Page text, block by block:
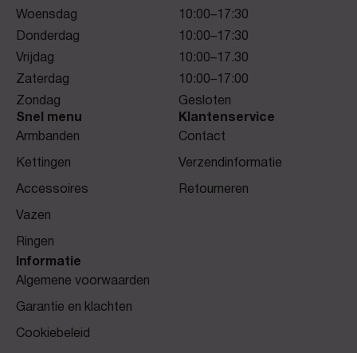
Woensdag
10:00–17:30
Donderdag
10:00–17:30
Vrijdag
10:00–17.30
Zaterdag
10:00–17:00
Zondag
Gesloten
Snel menu
Armbanden
Kettingen
Accessoires
Vazen
Ringen
Klantenservice
Contact
Verzendinformatie
Retourneren
Informatie
Algemene voorwaarden
Garantie en klachten
Cookiebeleid